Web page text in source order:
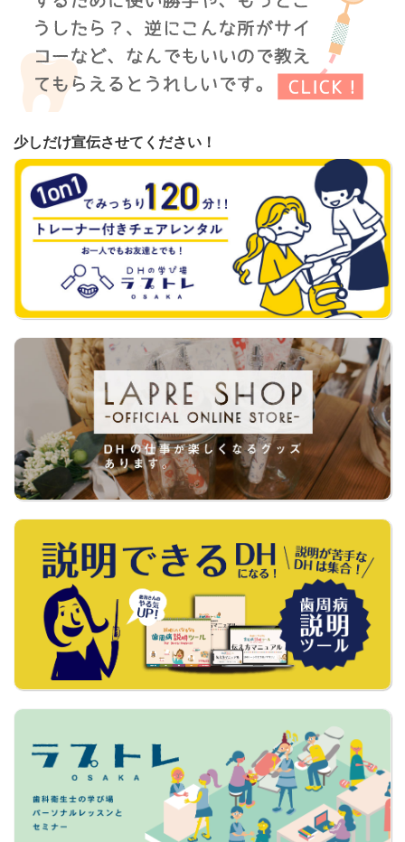
少しだけ宣伝させてください！